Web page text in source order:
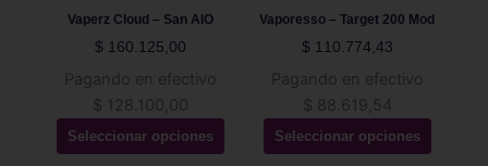
Vaperz Cloud – San AIO
$ 160.125,00
Pagando en efectivo
$ 128.100,00
Seleccionar opciones
elegir
en
página
de
producto
Vaporesso – Target 200 Mod
$ 110.774,43
Pagando en efectivo
$ 88.619,54
Seleccionar opciones
elegir
en
página
de
producto